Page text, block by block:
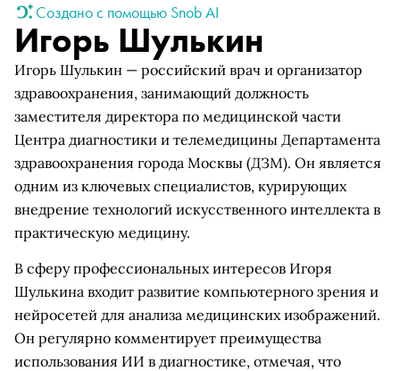
Создано с помощью Snob AI
Игорь Шулькин
Игорь Шулькин — российский врач и организатор
здравоохранения, занимающий должность
заместителя директора по медицинской части
Центра диагностики и телемедицины Департамента
здравоохранения города Москвы (ДЗМ). Он является
одним из ключевых специалистов, курирующих
внедрение технологий искусственного интеллекта в
практическую медицину.
В сферу профессиональных интересов Игоря
Шулькина входит развитие компьютерного зрения и
нейросетей для анализа медицинских изображений.
Он регулярно комментирует преимущества
использования ИИ в диагностике, отмечая, что